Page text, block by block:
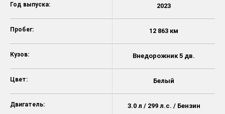
Год выпуска:
Пробег:
Кузов:
Цвет:
Двигатель:
2023
12 863 км
Внедорожник 5 дв.
Белый
3.0 л / 299 л.с. / Бензин